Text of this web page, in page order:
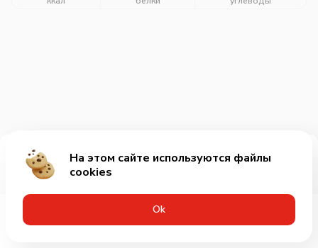
Добавить за 49₽
На этом сайте используются файлы
cookies
Оk